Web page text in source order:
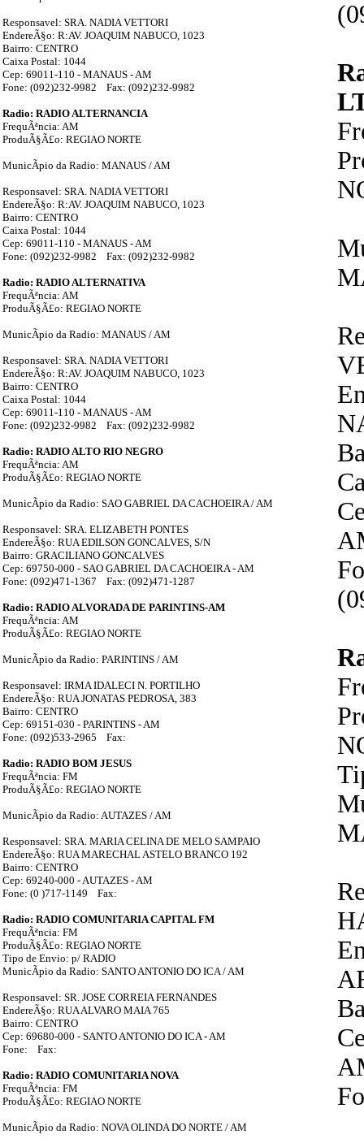
Responsavel: SRA. NADIA VETTORI
EndereÃ§o: R:AV. JOAQUIM NABUCO, 1023
Bairro: CENTRO
Caixa Postal: 1044
Cep: 69011-110 - MANAUS - AM
Fone: (092)232-9982 Fax: (092)232-9982
Radio: RADIO ALTERNANCIA
FrequÃªncia: AM
ProduÃ§Ã£o: REGIAO NORTE
MunicÃ­pio da Radio: MANAUS / AM
Responsavel: SRA. NADIA VETTORI
EndereÃ§o: R:AV. JOAQUIM NABUCO, 1023
Bairro: CENTRO
Caixa Postal: 1044
Cep: 69011-110 - MANAUS - AM
Fone: (092)232-9982 Fax: (092)232-9982
Radio: RADIO ALTERNATIVA
FrequÃªncia: AM
ProduÃ§Ã£o: REGIAO NORTE
MunicÃ­pio da Radio: MANAUS / AM
Responsavel: SRA. NADIA VETTORI
EndereÃ§o: R:AV. JOAQUIM NABUCO, 1023
Bairro: CENTRO
Caixa Postal: 1044
Cep: 69011-110 - MANAUS - AM
Fone: (092)232-9982 Fax: (092)232-9982
Radio: RADIO ALTO RIO NEGRO
FrequÃªncia: AM
ProduÃ§Ã£o: REGIAO NORTE
MunicÃ­pio da Radio: SAO GABRIEL DA CACHOEIRA / AM
Responsavel: SRA. ELIZABETH PONTES
EndereÃ§o: RUA EDILSON GONCALVES, S/N
Bairro: GRACILIANO GONCALVES
Cep: 69750-000 - SAO GABRIEL DA CACHOEIRA - AM
Fone: (092)471-1367 Fax: (092)471-1287
Radio: RADIO ALVORADA DE PARINTINS-AM
FrequÃªncia: AM
ProduÃ§Ã£o: REGIAO NORTE
MunicÃ­pio da Radio: PARINTINS / AM
Responsavel: IRMA IDALECI N. PORTILHO
EndereÃ§o: RUA JONATAS PEDROSA, 383
Bairro: CENTRO
Cep: 69151-030 - PARINTINS - AM
Fone: (092)533-2965 Fax:
Radio: RADIO BOM JESUS
FrequÃªncia: FM
ProduÃ§Ã£o: REGIAO NORTE
MunicÃ­pio da Radio: AUTAZES / AM
Responsavel: SRA. MARIA CELINA DE MELO SAMPAIO
EndereÃ§o: RUA MARECHAL ASTELO BRANCO 192
Bairro: CENTRO
Cep: 69240-000 - AUTAZES - AM
Fone: (0 )717-1149 Fax:
Radio: RADIO COMUNITARIA CAPITAL FM
FrequÃªncia: FM
ProduÃ§Ã£o: REGIAO NORTE
Tipo de Envio: p/ RADIO
MunicÃ­pio da Radio: SANTO ANTONIO DO ICA / AM
Responsavel: SR. JOSE CORREIA FERNANDES
EndereÃ§o: RUA ALVARO MAIA 765
Bairro: CENTRO
Cep: 69680-000 - SANTO ANTONIO DO ICA - AM
Fone: Fax:
Radio: RADIO COMUNITARIA NOVA
FrequÃªncia: FM
ProduÃ§Ã£o: REGIAO NORTE
MunicÃ­pio da Radio: NOVA OLINDA DO NORTE / AM